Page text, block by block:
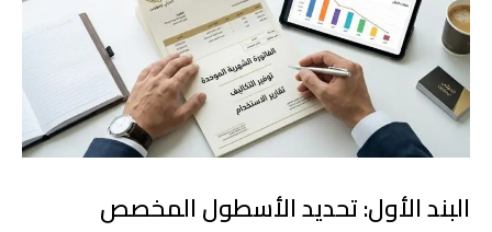
البند الأول: تحديد الأسطول المخصص